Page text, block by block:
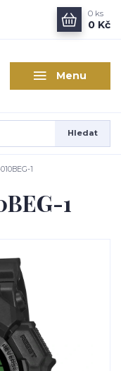
Menu
Hledat
0 ks
0 Kč
1
1